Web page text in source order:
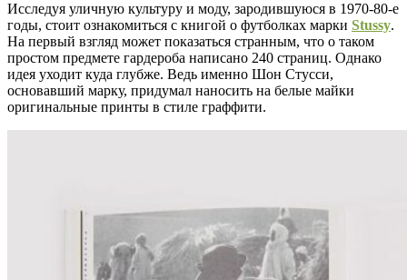
Исследуя уличную культуру и моду, зародившуюся в 1970-80-е
годы, стоит ознакомиться с книгой о футболках марки Stussy.
На первый взгляд может показаться странным, что о таком
простом предмете гардероба написано 240 страниц. Однако
идея уходит куда глубже. Ведь именно Шон Стусси,
основавший марку, придумал наносить на белые майки
оригинальные принты в стиле граффити.